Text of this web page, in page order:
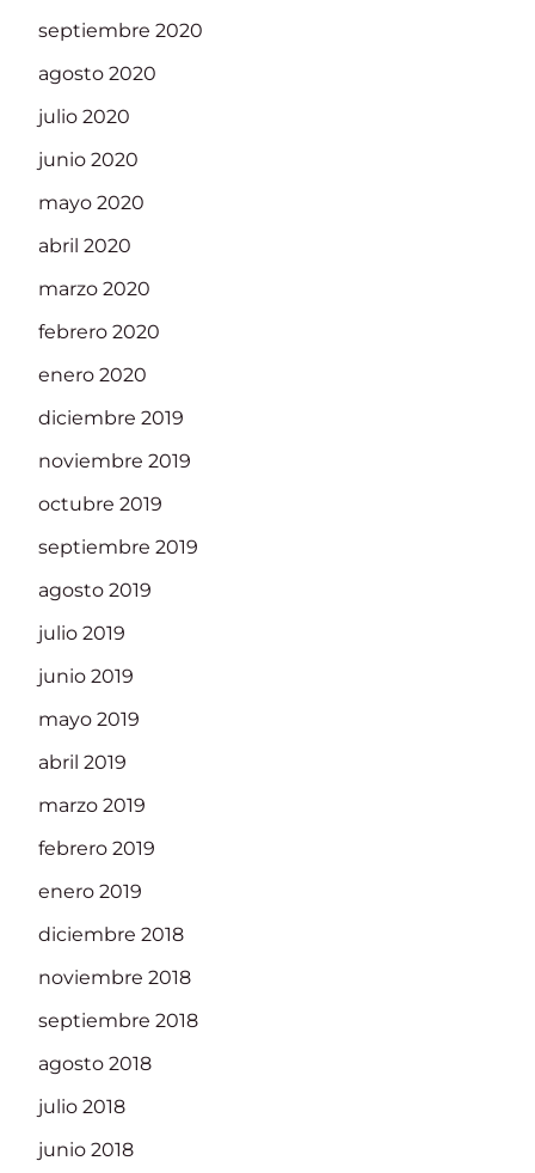
septiembre 2020
agosto 2020
julio 2020
junio 2020
mayo 2020
abril 2020
marzo 2020
febrero 2020
enero 2020
diciembre 2019
noviembre 2019
octubre 2019
septiembre 2019
agosto 2019
julio 2019
junio 2019
mayo 2019
abril 2019
marzo 2019
febrero 2019
enero 2019
diciembre 2018
noviembre 2018
septiembre 2018
agosto 2018
julio 2018
junio 2018